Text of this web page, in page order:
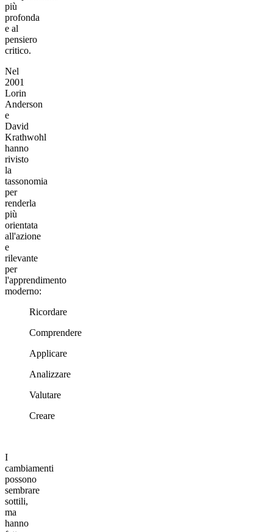
più
profonda
e al
pensiero
critico.
Nel
2001
Lorin
Anderson
e
David
Krathwohl
hanno
rivisto
la
tassonomia
per
renderla
più
orientata
all'azione
e
rilevante
per
l'apprendimento
moderno:
Ricordare
Comprendere
Applicare
Analizzare
Valutare
Creare
I
cambiamenti
possono
sembrare
sottili,
ma
hanno